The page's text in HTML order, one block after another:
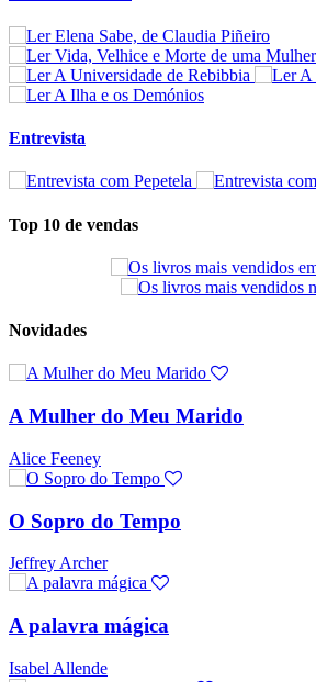
Entrevista
Top 10 de vendas
Novidades
A Mulher do Meu Marido
Alice Feeney
O Sopro do Tempo
Jeffrey Archer
A palavra mágica
Isabel Allende